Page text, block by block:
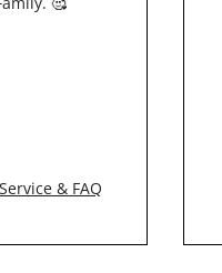
Service & FAQ